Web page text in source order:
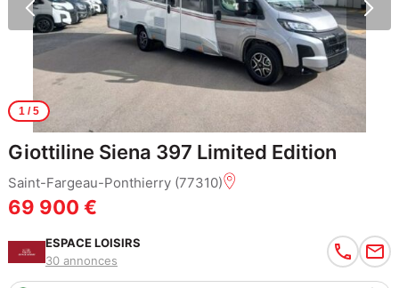
1/ 5
Giottiline Siena 397 Limited Edition
Saint-Fargeau-Ponthierry (77310)
69 900 €
ESPACE LOISIRS
30 annonces